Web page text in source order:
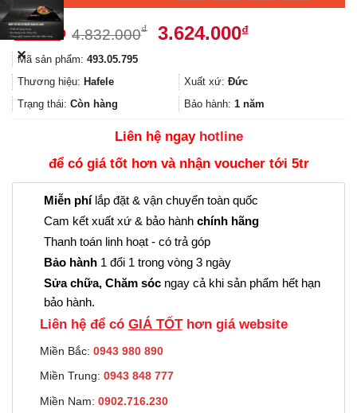
4.832.000₫
Giá
4.832.000₫.
3.624.000₫Giá
là:
3.624.000₫.
Mã sản phẩm: 493.05.795
Thương hiệu: Hafele Xuất xứ: Đức
Trạng thái: Còn hàng Bảo hành: 1 năm
Liên hệ ngay hotline
để có giá tốt hơn và nhận voucher tới 5tr
Miễn phílắp đặt & vận chuyển toàn quốc
Cam kết xuất xứ & bảo hành chính hãng
Thanh toán linh hoạt - có trả góp
Bảo hành 1 đổi 1 trong vòng 3 ngày
Sửa chữa, Chăm sóc ngay cả khi sản phẩm hết hạn
bảo hành.
Liên hệ để có GIÁ TỐThơn giá website
Miền Bắc: 0943 980 890
Miền Trung: 0943 848 777
Miền Nam: 0902.716.230
✕